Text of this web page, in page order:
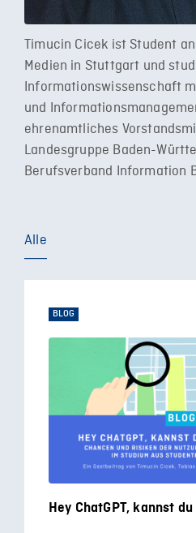
Timucin Cicek ist Student
Medien in Stuttgart und
Informationswissenschaft
und
ehrenamtliches
Landesgruppe Baden-
Berufsverband Information
Alle
BLOG
Hey ChatGPT, kannst